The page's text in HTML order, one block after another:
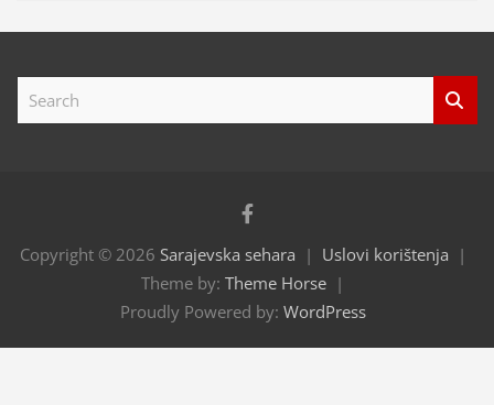
Copyright © 2026 Sarajevska sehara
Uslovi korištenja
Theme by: Theme Horse
Proudly Powered by: WordPress